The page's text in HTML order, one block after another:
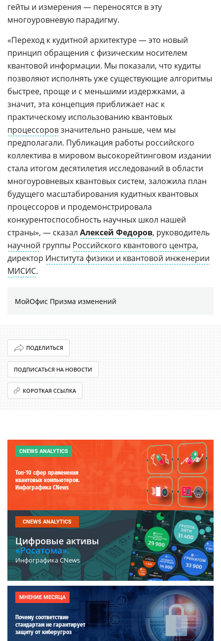
гейты и измерения — переносятся в эту
многоуровневую парадигму.
«Переход к кудитной архитектуре — это новый
принцип обращения с физическим носителем
квантовой информации. Мы показали, что кудиты
позволяют исполнять уже существующие алгоритмы
быстрее, проще и с меньшими издержками, а
значит, эта концепция приближает нас к
практическому использованию квантовых
процессоровзначительно раньше, чем мы
предполагали. Публикация работы российского
коллектива в мировом высокорейтинговом издании
стала итогом десятилетия исследований в области
многоуровневых квантовых систем, заложила план
будущего масштабирования кудитных квантовых
процессоров и продемонстрировала
конкурентоспособность научных школ нашей
страны», — сказал Алексей Федоров, руководитель
научной группы Российского квантового центра,
директор Института физики и квантовой инженерии
МИСИС.
МойОфис Призма изменений
ПОДЕЛИТЬСЯ
ПОДПИСАТЬСЯ НА НОВОСТИ
КОРОТКАЯ ССЫЛКА
CNEWS ANALYTICS
Топ-10 сфер применения
квантовых компьютеров.
Инфографика CNews
CNEWS ANALYTICS
Цифровые активы
«Росатома».
Инфографика CNews
МНЕНИЕ МЕСЯЦА
Почему соответствие
стандартам не гарантирует
защиту от киберугроз